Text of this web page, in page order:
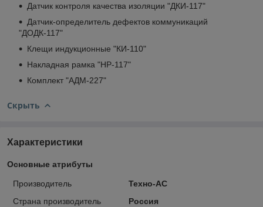
Датчик контроля качества изоляции "ДКИ-117"
Датчик-определитель дефектов коммуникаций
"ДОДК-117"
Клещи индукционные "КИ-110"
Накладная рамка "НР-117"
Комплект "АДМ-227"
Скрыть
Характеристики
Основные атрибуты
Производитель
Техно-АС
Страна производитель
Россия